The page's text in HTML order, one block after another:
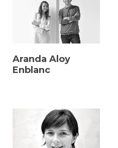
Aranda Aloy
Enblanc